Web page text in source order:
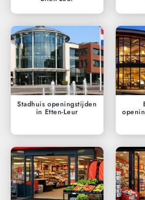
Stadhuis openingstijden
in Etten-Leur